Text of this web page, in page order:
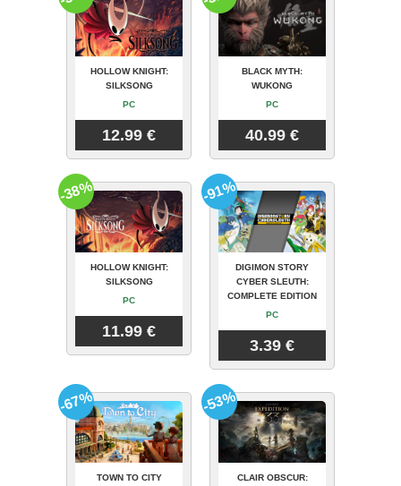
HOLLOW KNIGHT:
SILKSONG
PC
12.99 €
BLACK MYTH:
WUKONG
PC
40.99 €
HOLLOW KNIGHT:
SILKSONG
PC
11.99 €
-38%
DIGIMON STORY
CYBER SLEUTH:
COMPLETE EDITION
PC
3.39 €
-91%
TOWN TO CITY
-67%
CLAIR OBSCUR:
-53%